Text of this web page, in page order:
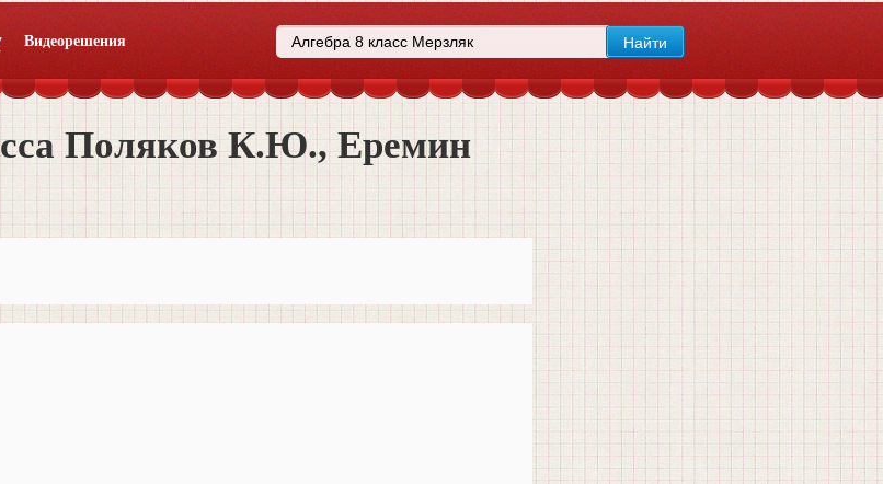
Видеорешения
Поляков К.Ю., Еремин